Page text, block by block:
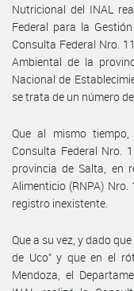
Nutricional del INAL
Federal para la
Consulta Federal Nro.
Ambiental de la
Nacional de
se trata de un número
Que al mismo
Consulta Federal Nro.
provincia de Salta, en
Alimenticio (RNPA)
registro inexistente.
Que a su vez, y dado
de Uco” y que en el
Mendoza, el